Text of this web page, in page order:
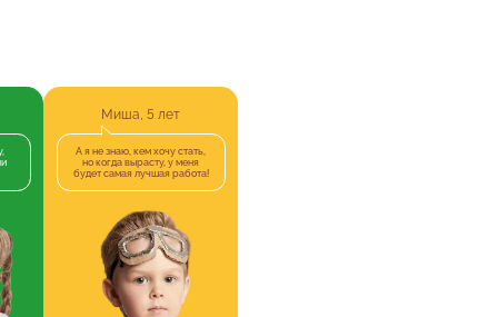
Миша, 5 лет
А я не знаю, кем хочу стать,
но когда вырасту, у меня
будет самая лучшая работа!